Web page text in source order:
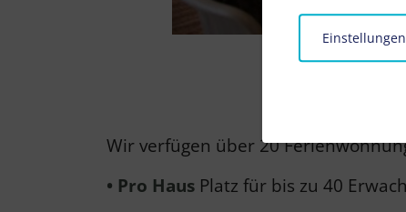
Wir verfügen über 20
• Pro Haus Platz für bis zu 40